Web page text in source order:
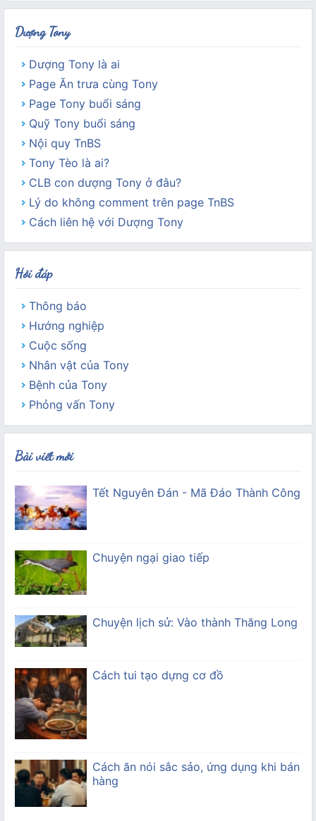
Dượng Tony
Dượng Tony là ai
Page Ăn trưa cùng Tony
Page Tony buổi sáng
Quỹ Tony buổi sáng
Nội quy TnBS
Tony Tèo là ai?
CLB con dượng Tony ở đâu?
Lý do không comment trên page TnBS
Cách liên hệ với Dượng Tony
Hỏi đáp
Thông báo
Hướng nghiệp
Cuộc sống
Nhân vật của Tony
Bệnh của Tony
Phỏng vấn Tony
Bài viết mới
Tết Nguyên Đán - Mã Đáo Thành Công
Chuyện ngại giao tiếp
Chuyện lịch sử: Vào thành Thăng Long
Cách tui tạo dựng cơ đồ
Cách ăn nói sắc sảo, ứng dụng khi bán
hàng